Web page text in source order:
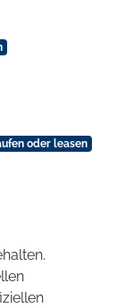
oder leasen